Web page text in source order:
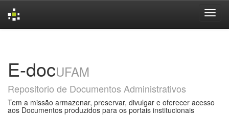
E-docUFAM
Repositorio de Documentos Administrativos
Tem a missão armazenar, preservar, divulgar e oferecer acesso
aos Documentos produzidos para os portais institucionais